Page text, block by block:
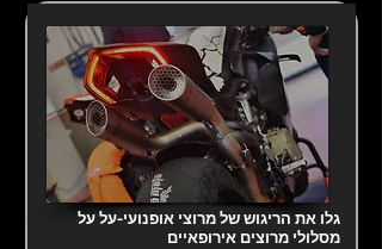
גלו את הריגוש של מרוצי אופנועי-על על
מסלולי מרוצים אירופאיים